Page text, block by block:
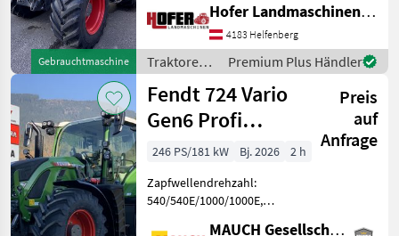
Gebrauchtmaschine
Zapfwellendrehzahl:
540/540E/1000/1000E,
Höchstgeschwindigkeit in
km/h: 50 km/h, Aufla
Hofer Landmaschinen Handels GmbH.
4183 Helfenberg
Traktoren /
Fendt
Premium Plus Händler
Fendt 724 Vario
Gen6 Profi
Setting2
Preis
auf
Anfrage
246 PS/181 kW Bj. 2026
2 h
Zapfwellendrehzahl:
540/540E/1000/1000E,
MAUCH Gesellschaft m.b.H. & Co.KG, Eben